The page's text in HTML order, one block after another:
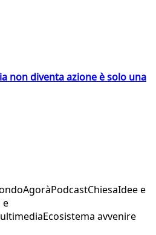
non diventa azione è solo una
AgoràPodcastChiesaIdee e
e
Ecosistema avvenire